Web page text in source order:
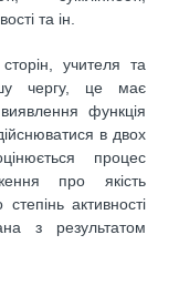
та ін.
учителя та
чергу, це має
функція
в двох
процес
про якість
активності
з результатом